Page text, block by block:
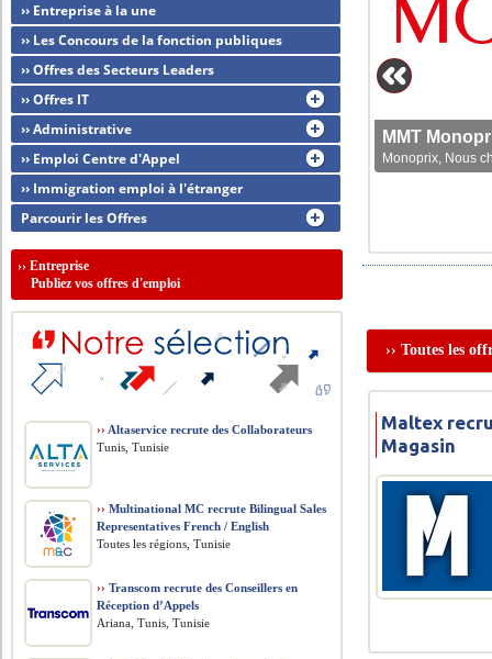
MMT
Monoprix, Nous
›› Toutes les
Maltex
Magasin
›› Entreprise à la une
›› Les Concours de la fonction publiques
›› Offres des Secteurs Leaders
›› Offres IT
›› Administrative
›› Emploi Centre d'Appel
›› Immigration emploi à l'étranger
Parcourir les Offres
››Entreprise
Publiez vos offres d'emploi
›› Altaservice recrute des Collaborateurs
Tunis, Tunisie
›› Multinational MC recrute Bilingual Sales
Representatives French / English
Toutes les régions, Tunisie
›› Transcom recrute des Conseillers en
Réception d’Appels
Ariana, Tunis, Tunisie